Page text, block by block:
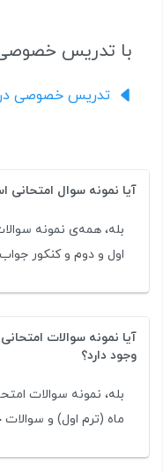
با تدریس
تدریس خصوصی در
آیا نمونه سوال امتحانی
بله، همه‌ی نمونه
اول و دوم و کنکور
آیا نمونه سوالات
وجود دارد؟
بله، نمونه سوالات
ماه (ترم اول) و